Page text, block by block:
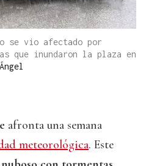
se vio afectado por
que inundaron la plaza en
afronta una semana
meteorológica. Este